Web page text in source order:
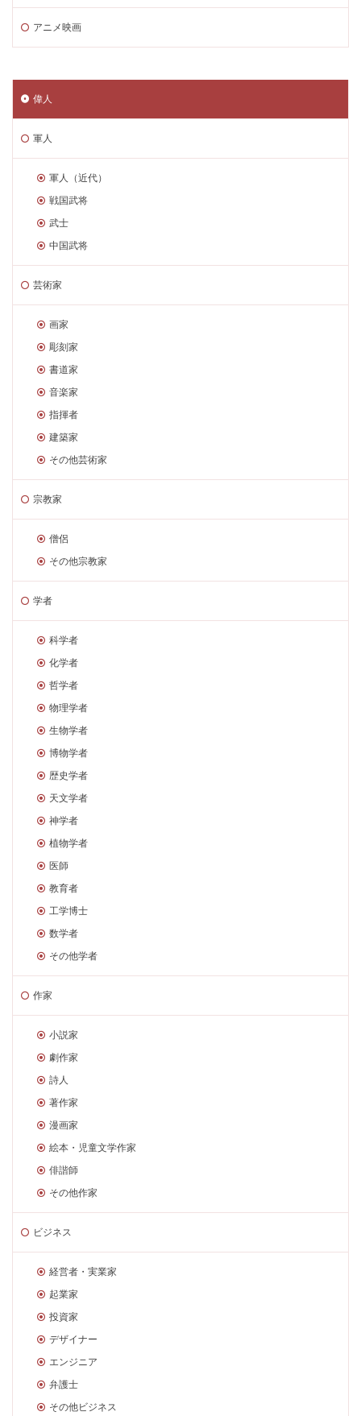
アニメ映画
偉人
軍人
軍人（近代）
戦国武将
武士
中国武将
芸術家
画家
彫刻家
書道家
音楽家
指揮者
建築家
その他芸術家
宗教家
僧侶
その他宗教家
学者
科学者
化学者
哲学者
物理学者
生物学者
博物学者
歴史学者
天文学者
神学者
植物学者
医師
教育者
工学博士
数学者
その他学者
作家
小説家
劇作家
詩人
著作家
漫画家
絵本・児童文学作家
俳諧師
その他作家
ビジネス
経営者・実業家
起業家
投資家
デザイナー
エンジニア
弁護士
その他ビジネス